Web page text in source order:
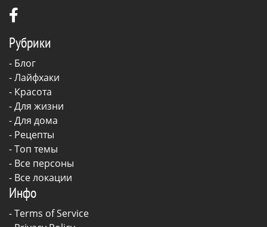
Рубрики
- Блог
-Лайфхаки
- Красота
-Для жизни
-Для дома
- Рецепты
- Топ темы
- Все персоны
- Все локации
Инфо
-Terms of Service